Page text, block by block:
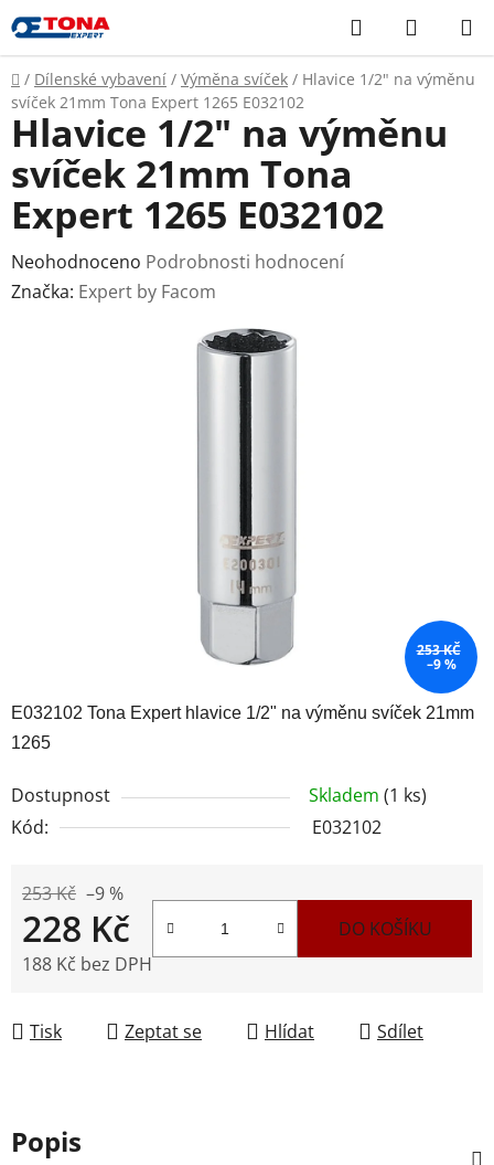
Přejít
na
obsah
Hledat
KOŠÍK
Domů
/ Dílenské vybavení / Výměna svíček / Hlavice 1/2" na výměnu
svíček 21mm Tona Expert 1265 E032102
E032102 Tona Expert hlavice 1/2" na výměnu svíček 21mm
1265
Dostupnost Skladem (1 ks)
Kód:
E032102
253 Kč –9 %
228 Kč
188 Kč bez DPH
DO KOŠÍKU
Tisk Zeptat se Hlídat Sdílet
Hlavice 1/2" na výměnu
svíček 21mm Tona
Expert 1265 E032102
Průměrné
hodnocení
Neohodnoceno Podrobnosti hodnocení
Značka: Expert by Facom
253 KČ
–9 %
Popis